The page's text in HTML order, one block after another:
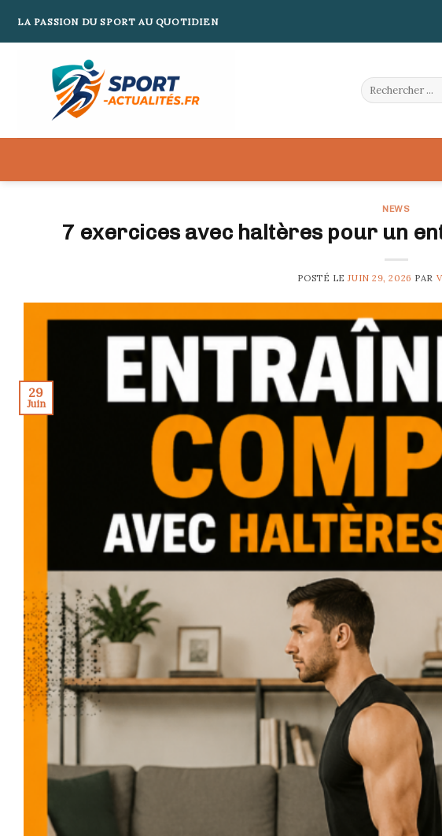
LA PASSION DU SPORT AU QUOTIDIEN
NEWS
7 exercices avec haltères pour un
POSTÉ LEJUIN 29, 2026 PAR
29
Juin